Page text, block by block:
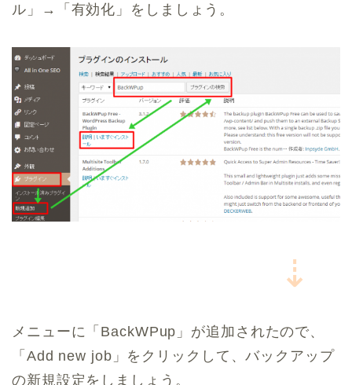
ル」→「有効化」をしましょう。
⇣
メニューに「BackWPup」が追加されたので、
「Add new job」をクリックして、バックアップ
の新規設定をしましょう。